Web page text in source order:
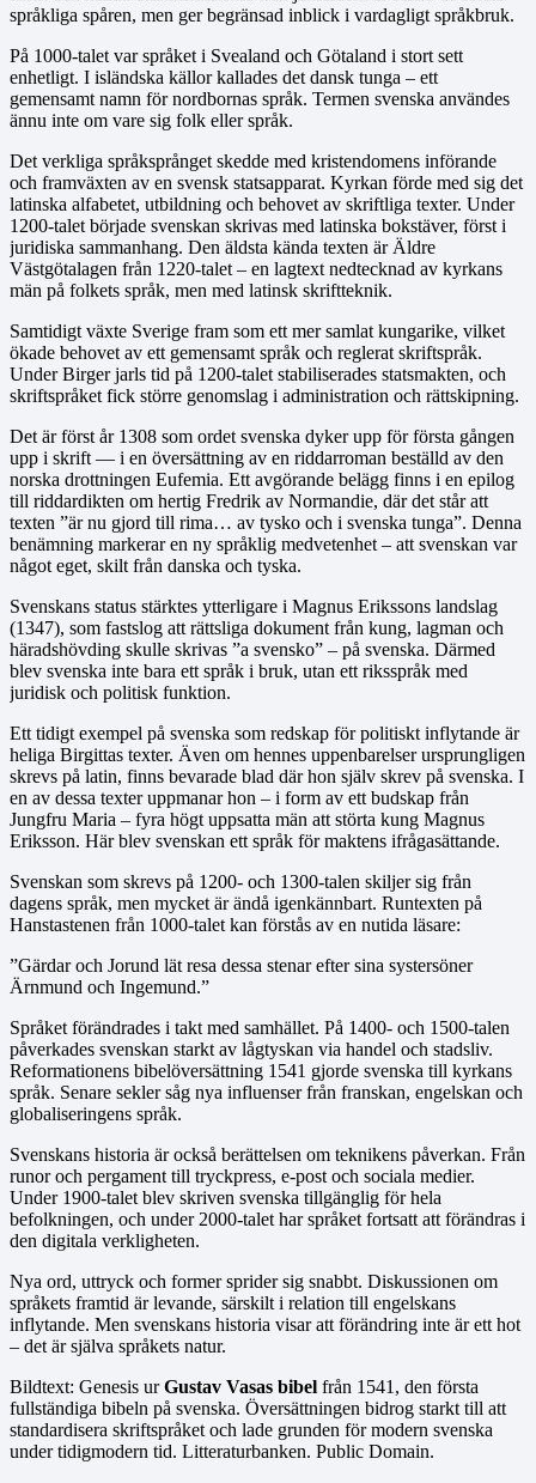
språkliga spåren, men ger begränsad inblick i vardagligt språkbruk.
På 1000-talet var språket i Svealand och Götaland i stort sett
enhetligt. I isländska källor kallades det dansk tunga – ett
gemensamt namn för nordbornas språk. Termen svenska användes
ännu inte om vare sig folk eller språk.
Det verkliga språksprånget skedde med kristendomens införande
och framväxten av en svensk statsapparat. Kyrkan förde med sig det
latinska alfabetet, utbildning och behovet av skriftliga texter. Under
1200-talet började svenskan skrivas med latinska bokstäver, först i
juridiska sammanhang. Den äldsta kända texten är Äldre
Västgötalagen från 1220-talet – en lagtext nedtecknad av kyrkans
män på folkets språk, men med latinsk skriftteknik.
Samtidigt växte Sverige fram som ett mer samlat kungarike, vilket
ökade behovet av ett gemensamt språk och reglerat skriftspråk.
Under Birger jarls tid på 1200-talet stabiliserades statsmakten, och
skriftspråket fick större genomslag i administration och rättskipning.
Det är först år 1308 som ordet svenska dyker upp för första gången
upp i skrift — i en översättning av en riddarroman beställd av den
norska drottningen Eufemia. Ett avgörande belägg finns i en epilog
till riddardikten om hertig Fredrik av Normandie, där det står att
texten ”är nu gjord till rima… av tysko och i svenska tunga”. Denna
benämning markerar en ny språklig medvetenhet – att svenskan var
något eget, skilt från danska och tyska.
Svenskans status stärktes ytterligare i Magnus Erikssons landslag
(1347), som fastslog att rättsliga dokument från kung, lagman och
häradshövding skulle skrivas ”a svensko” – på svenska. Därmed
blev svenska inte bara ett språk i bruk, utan ett riksspråk med
juridisk och politisk funktion.
Ett tidigt exempel på svenska som redskap för politiskt inflytande är
heliga Birgittas texter. Även om hennes uppenbarelser ursprungligen
skrevs på latin, finns bevarade blad där hon själv skrev på svenska. I
en av dessa texter uppmanar hon – i form av ett budskap från
Jungfru Maria – fyra högt uppsatta män att störta kung Magnus
Eriksson. Här blev svenskan ett språk för maktens ifrågasättande.
Svenskan som skrevs på 1200- och 1300-talen skiljer sig från
dagens språk, men mycket är ändå igenkännbart. Runtexten på
Hanstastenen från 1000-talet kan förstås av en nutida läsare:
”Gärdar och Jorund lät resa dessa stenar efter sina systersöner
Ärnmund och Ingemund.”
Språket förändrades i takt med samhället. På 1400- och 1500-talen
påverkades svenskan starkt av lågtyskan via handel och stadsliv.
Reformationens bibelöversättning 1541 gjorde svenska till kyrkans
språk. Senare sekler såg nya influenser från franskan, engelskan och
globaliseringens språk.
Svenskans historia är också berättelsen om teknikens påverkan. Från
runor och pergament till tryckpress, e-post och sociala medier.
Under 1900-talet blev skriven svenska tillgänglig för hela
befolkningen, och under 2000-talet har språket fortsatt att förändras i
den digitala verkligheten.
Nya ord, uttryck och former sprider sig snabbt. Diskussionen om
språkets framtid är levande, särskilt i relation till engelskans
inflytande. Men svenskans historia visar att förändring inte är ett hot
– det är själva språkets natur.
Bildtext: Genesis urGustav Vasas bibel från 1541, den första
fullständiga bibeln på svenska. Översättningen bidrog starkt till att
standardisera skriftspråket och lade grunden för modern svenska
under tidigmodern tid. Litteraturbanken. Public Domain.